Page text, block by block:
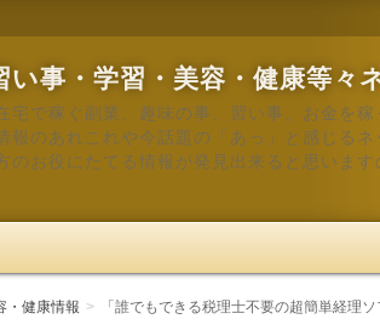
事・学習・美容・健康等々
で稼ぐ副業、趣味の事、習い事、お金を
のあれこれや今話題の「あっ」と感じる
お役にたてる情報が発見出来ると思いま
・健康情報
「誰でもできる税理士不要の超簡単経理